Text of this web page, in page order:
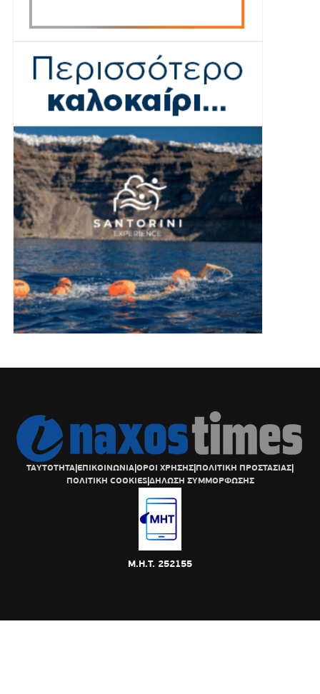
ΤΑΥΤΟΤΗΤΑ|ΕΠΙΚΟΙΝΩΝΙΑ|ΟΡΟΙ ΧΡΗΣΗΣ|ΠΟΛΙΤΙΚΗ ΠΡΟΣΤΑΣΙΑΣ|
ΠΟΛΙΤΙΚΗ COOKIES|ΔΗΛΩΣΗ ΣΥΜΜΟΡΦΩΣΗΣ
Μ.Η.Τ. 252155